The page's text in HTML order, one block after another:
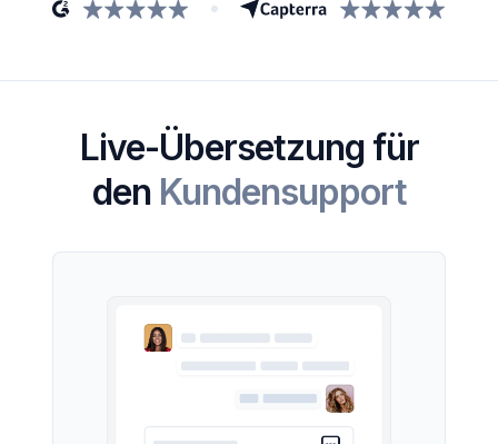
Live-Übersetzungfür
den Kundensupport